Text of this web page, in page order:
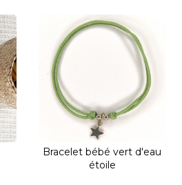
Bracelet bébé vert d'eau
étoile